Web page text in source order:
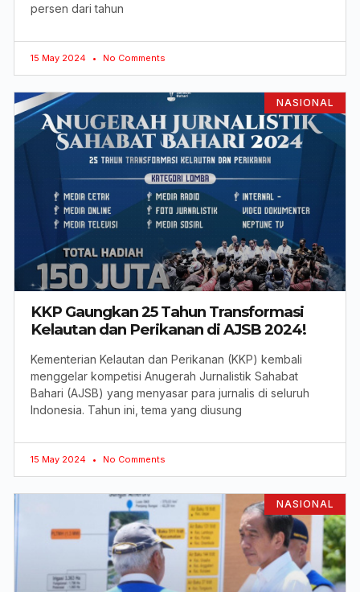
persen dari tahun
15 May 2024 No Comments
NASIONAL
KKP Gaungkan 25 Tahun Transformasi
Kelautan dan Perikanan di AJSB 2024!
Kementerian Kelautan dan Perikanan (KKP) kembali
menggelar kompetisi Anugerah Jurnalistik Sahabat
Bahari (AJSB) yang menyasar para jurnalis di seluruh
Indonesia. Tahun ini, tema yang diusung
15 May 2024 No Comments
NASIONAL